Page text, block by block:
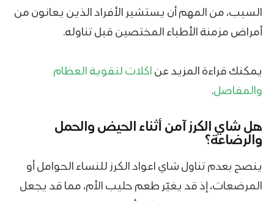
السبب، من المهم أن يستشير الأفراد الذين يعانون من
أمراض مزمنة الأطباء المختصين قبل تناوله.
يمكنك قراءة المزيد عن اكلات لتقوية العظام
والمفاصل.
هل شاي الكرز آمن أثناء الحيض والحمل
والرضاعة؟
ينصح بعدم تناول شاي اعواد الكرز للنساء الحوامل أو
المرضعات، إذ قد يغيّر طعم حليب الأم، مما قد يجعل